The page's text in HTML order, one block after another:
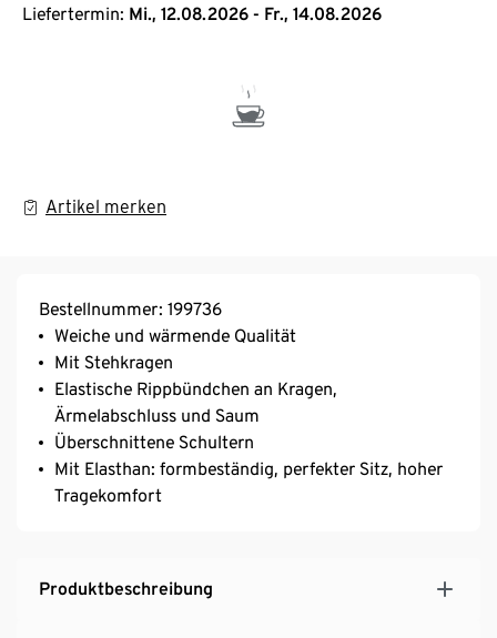
Liefertermin: Mi., 12.08.2026 - Fr., 14.08.2026
Artikel merken
Bestellnummer: 199736
Weiche und wärmende Qualität
Mit Stehkragen
Elastische Rippbündchen an Kragen,
Ärmelabschluss und Saum
Überschnittene Schultern
Mit Elasthan: formbeständig, perfekter Sitz, hoher
Tragekomfort
Produktbeschreibung